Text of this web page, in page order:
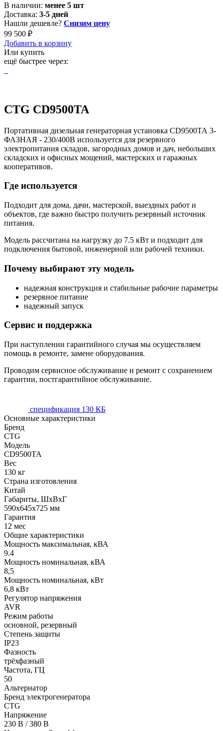
В наличии: менее 5 шт
Доставка: 3-5 дней
Нашли дешевле? Снизим цену
99 500 ₽
Добавить в корзину
Или купить
ещё быстрее через:
CTG CD9500TA
Портативная дизельная генераторная установка CD9500ТА 3-
ФАЗНАЯ - 230/400В используется для резервного
электропитания складов, загородных домов и дач, небольших
складских и офисных мощений, мастерских и гаражных
кооперативов.
Где используется
Подходит для дома, дачи, мастерской, выездных работ и
объектов, где важно быстро получить резервный источник
питания.
Модель рассчитана на нагрузку до 7.5 кВт и подходит для
подключения бытовой, инженерной или рабочей техники.
Почему выбирают эту модель
надежная конструкция и стабильные рабочие параметры
резервное питание
надежный запуск
Сервис и поддержка
При наступлении гарантийного случая мы осуществляем
помощь в ремонте, замене оборудования.
Проводим сервисное обслуживание и ремонт с сохранением
гарантии, постгарантийное обслуживание.
спецификация 130 КБ
Основные характеристики
Бренд
CTG
Модель
CD9500TA
Вес
130 кг
Страна изготовления
Китай
Габариты, ШхВхГ
590x645x725 мм
Гарантия
12 мес
Общие характеристики
Мощность максимальная, кВА
9.4
Мощность номинальная, кВА
8,5
Мощность номинальная, кВт
6,8 кВт
Регулятор напряжения
AVR
Режим работы
основной, резервный
Степень защиты
IP23
Фазность
трёхфазный
Частота, ГЦ
50
Альтернатор
Бренд электрогенератора
CTG
Напряжение
230 В / 380 В